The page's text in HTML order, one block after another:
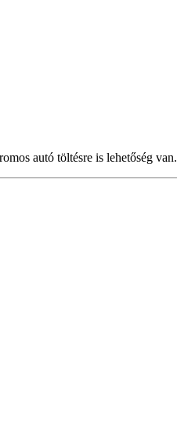
autó töltésre is lehetőség van.